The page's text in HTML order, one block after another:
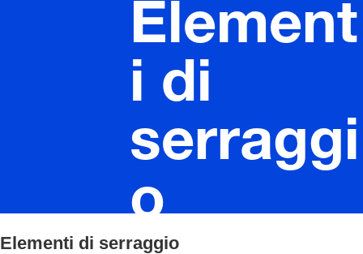
Element
i di
serraggi
o
Elementi di serraggio